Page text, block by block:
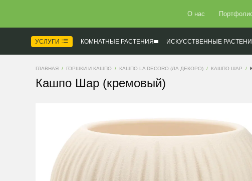
О нас
УСЛУГИ КОМНАТНЫЕ РАСТЕНИЯ ИСКУССТВЕННЫЕ
ГЛАВНАЯ ГОРШКИ И КАШПО КАШПО LA DECORO (ЛА ДЕКОРО) КАШПО ШАР
Кашпо Шар (кремовый)